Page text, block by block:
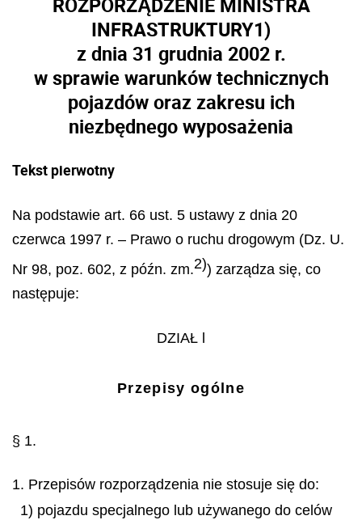
INFRASTRUKTURY1)
z dnia 31 grudnia 2002 r.
w sprawie warunków technicznych
pojazdów oraz zakresu ich
niezbędnego wyposażenia
Tekst pierwotny
Na podstawie art. 66 ust. 5 ustawy z dnia 20
czerwca 1997 r. – Prawo o ruchu drogowym (Dz. U.
Nr 98, poz. 602, z późn. zm.2)) zarządza się, co
następuje:
DZIAŁ l
Przepisy ogólne
§ 1.
1. Przepisów rozporządzenia nie stosuje się do:
1) pojazdu specjalnego lub używanego do celów